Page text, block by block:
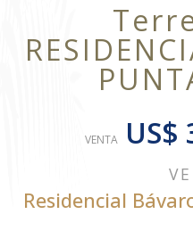
VENTA US$
Residencial